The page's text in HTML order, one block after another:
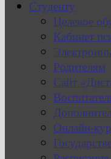
Студенту
Целевое
Кабинет
Родителям
Сайт
Онлайн-